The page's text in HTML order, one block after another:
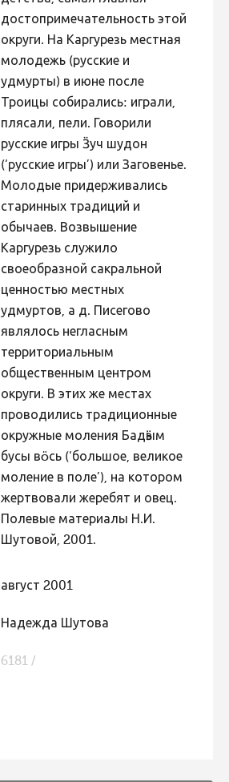
достопримечательность этой
округи. На Каргурезь местная
молодежь (русские и
удмурты) в июне после
Троицы собирались: играли,
плясали, пели. Говорили
русские игры Ӟуч шудон
(‘русские игры’) или Заговенье.
Молодые придерживались
старинных традиций и
обычаев. Возвышение
Каргурезь служило
своеобразной сакральной
ценностью местных
удмуртов, а д. Писегово
являлось негласным
территориальным
общественным центром
округи. В этих же местах
проводились традиционные
окружные моления Бадӟым
бусы вöсь (‘большое, великое
моление в поле’), на котором
жертвовали жеребят и овец.
Полевые материалы Н.И.
Шутовой, 2001.
август 2001
Надежда Шутова
6181 /